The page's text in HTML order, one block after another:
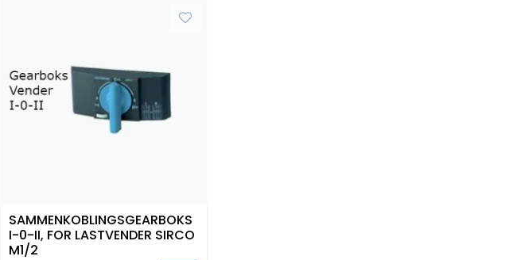
SAMMENKOBLINGSGEARBOKS
I-0-II, FOR LASTVENDER SIRCO
M1/2